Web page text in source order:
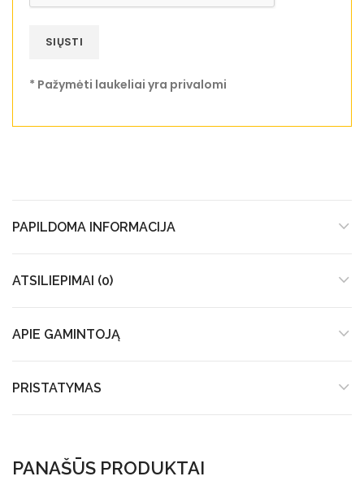
* Pažymėti laukeliai yra privalomi
PAPILDOMA INFORMACIJA
ATSILIEPIMAI (0)
APIE GAMINTOJĄ
PRISTATYMAS
PANAŠŪS PRODUKTAI